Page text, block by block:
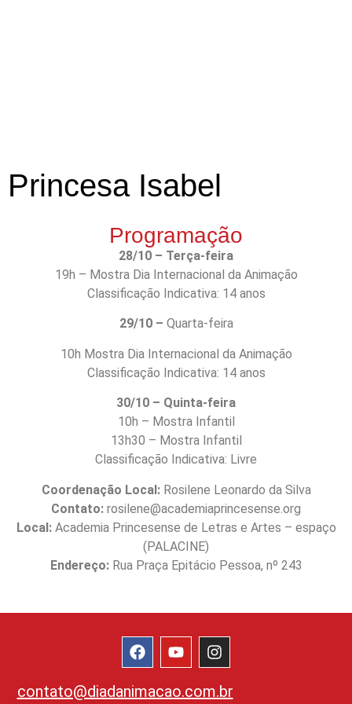
Princesa Isabel
Programação
28/10 – Terça-feira
19h – Mostra Dia Internacional da Animação
Classificação Indicativa: 14 anos
29/10 – Quarta-feira
10h Mostra Dia Internacional da Animação
Classificação Indicativa: 14 anos
30/10 – Quinta-feira
10h – Mostra Infantil
13h30 – Mostra Infantil
Classificação Indicativa: Livre
Coordenação Local: Rosilene Leonardo da Silva
Contato: rosilene@academiaprincesense.org
Local: Academia Princesense de Letras e Artes – espaço
(PALACINE)
Endereço: Rua Praça Epitácio Pessoa, nº 243
contato@diadanimacao.com.br